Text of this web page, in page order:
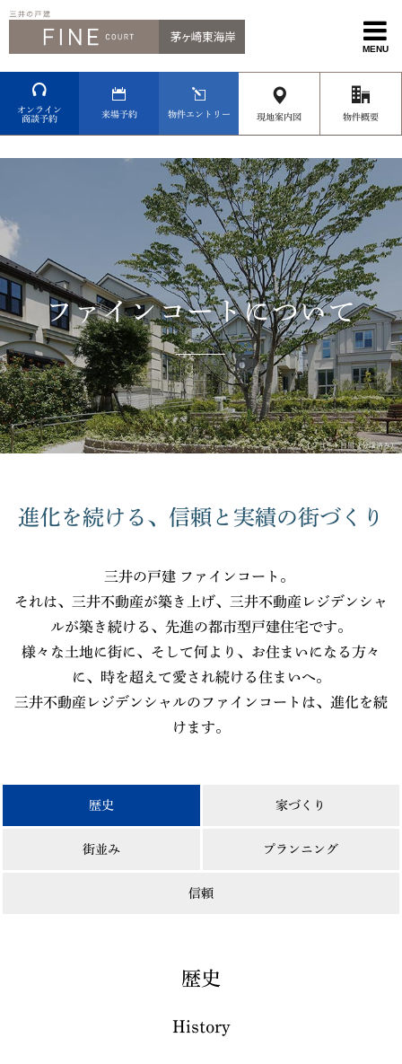
MENU
オンライン
商談予約
来場予約 物件エントリー 現地案内図 物件概要
ファインコートについて
ファインコート目黒（分譲済み）
進化を続ける、信頼と実績の街づくり
三井の戸建 ファインコート。
それは、三井不動産が築き上げ、三井不動産レジデンシャ
ルが築き続ける、先進の都市型戸建住宅です。
様々な土地に街に、そして何より、お住まいになる方々
に、時を超えて愛され続ける住まいへ。
三井不動産レジデンシャルのファインコートは、進化を続
けます。
歴史 家づくり
街並み プランニング
信頼
歴史
History